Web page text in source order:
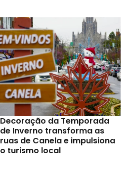
Decoração da Temporada
de Inverno transforma as
ruas de Canela e impulsiona
o turismo local